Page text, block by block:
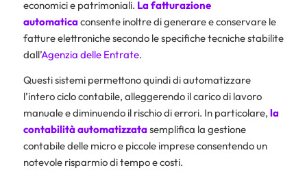
economici e patrimoniali. Lafatturazione
automaticaconsente inoltre di generare e conservare le
fatture elettroniche secondo le specifiche tecniche stabilite
dall’Agenzia delle Entrate.
Questi sistemi permettono quindi di automatizzare
l’intero ciclo contabile, alleggerendo il carico di lavoro
manuale e diminuendo il rischio di errori. In particolare, la
contabilità automatizzatasemplifica la gestione
contabile delle micro e piccole imprese consentendo un
notevole risparmio di tempo e costi.